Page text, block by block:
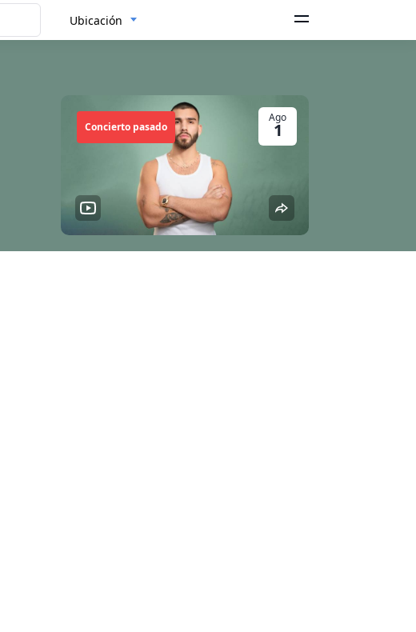
Ubicación
Ago
1
Concierto pasado